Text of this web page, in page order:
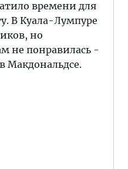
времени для
В Куала-Лумпуре
но
не понравилась -
Макдональдсе.